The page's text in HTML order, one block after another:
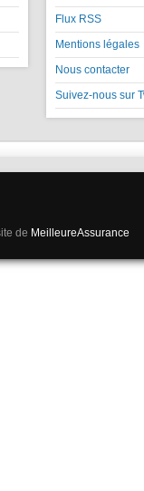
Flux RSS
Mentions légales
Nous contacter
Suivez-nous sur
de MeilleureAssurance